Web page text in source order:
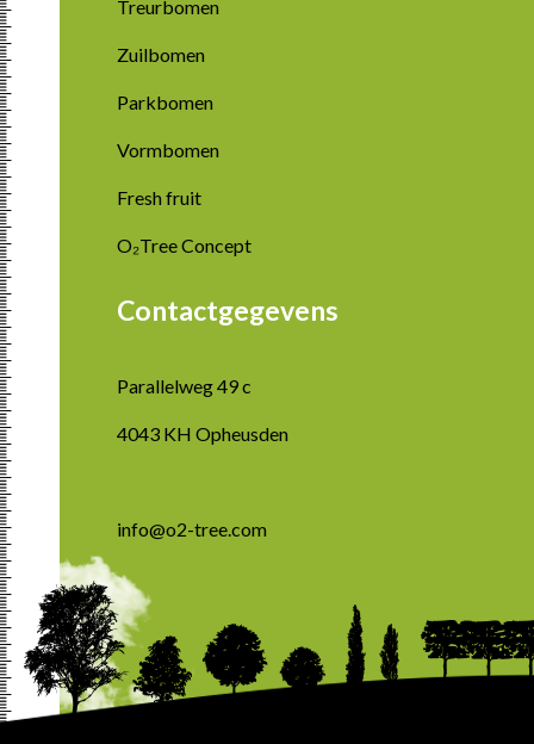
Treurbomen
Zuilbomen
Parkbomen
Vormbomen
Fresh fruit
O₂Tree Concept
Contactgegevens
Parallelweg 49 c
4043 KH Opheusden
info@o2-tree.com